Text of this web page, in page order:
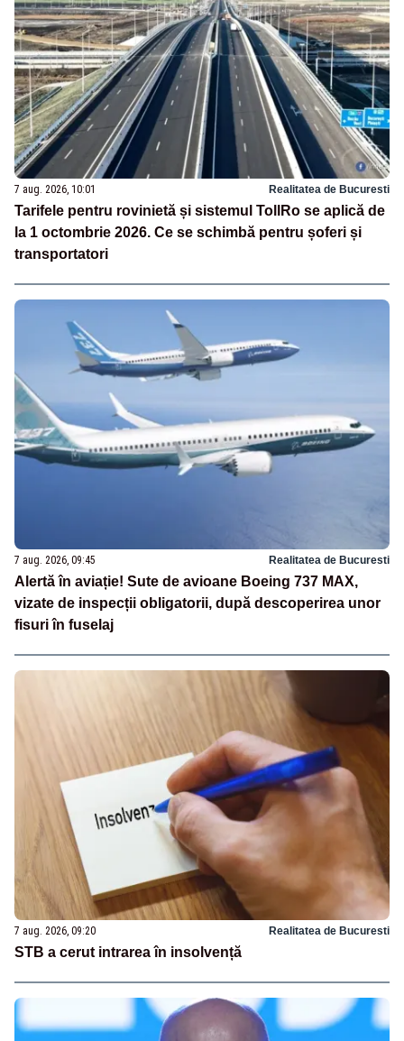
7 aug. 2026, 10:01 Realitatea de Bucuresti
Tarifele pentru rovinietă și sistemul TollRo se aplică de
la 1 octombrie 2026. Ce se schimbă pentru șoferi și
transportatori
7 aug. 2026, 09:45 Realitatea de Bucuresti
Alertă în aviație! Sute de avioane Boeing 737 MAX,
vizate de inspecții obligatorii, după descoperirea unor
fisuri în fuselaj
7 aug. 2026, 09:20 Realitatea de Bucuresti
STB a cerut intrarea în insolvență